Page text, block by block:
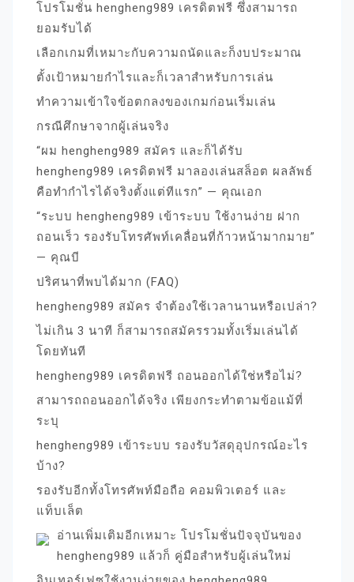
โปรโมชั่น hengheng989 เครดิตฟรี ซึ่งสามารถ
ยอมรับได้
เลือกเกมที่เหมาะกับความถนัดและก็งบประมาณ
ตั้งเป้าหมายกำไรและก็เวลาสำหรับการเล่น
ทำความเข้าใจข้อตกลงของเกมก่อนเริ่มเล่น
กรณีศึกษาจากผู้เล่นจริง
“ผม hengheng989 สมัคร และก็ได้รับ
hengheng989 เครดิตฟรี มาลองเล่นสล็อต ผลลัพธ์
คือทำกำไรได้จริงตั้งแต่ทีแรก” — คุณเอก
“ระบบ hengheng989 เข้าระบบ ใช้งานง่าย ฝาก
ถอนเร็ว รองรับโทรศัพท์เคลื่อนที่ก้าวหน้ามากมาย”
— คุณบี
ปริศนาที่พบได้มาก (FAQ)
hengheng989 สมัคร จำต้องใช้เวลานานหรือเปล่า?
ไม่เกิน 3 นาที ก็สามารถสมัครรวมทั้งเริ่มเล่นได้
โดยทันที
hengheng989 เครดิตฟรี ถอนออกได้ใช่หรือไม่?
สามารถถอนออกได้จริง เพียงกระทำตามข้อแม้ที่
ระบุ
hengheng989 เข้าระบบ รองรับวัสดุอุปกรณ์อะไร
บ้าง?
รองรับอีกทั้งโทรศัพท์มือถือ คอมพิวเตอร์ และ
แท็บเล็ต
อ่านเพิ่มเติมอีกเหมาะ โปรโมชั่นปัจจุบันของ
hengheng989 แล้วก็ คู่มือสำหรับผู้เล่นใหม่